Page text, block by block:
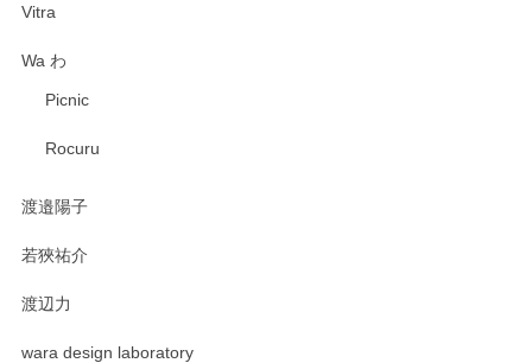
Vitra
Wa わ
Picnic
Rocuru
渡邉陽子
若狹祐介
渡辺力
wara design laboratory